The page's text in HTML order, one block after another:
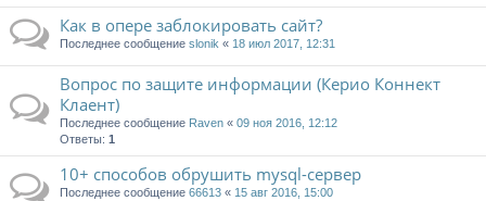
Как в опере заблокировать сайт?
Последнее сообщение slonik « 18 июл 2017, 12:31
Вопрос по защите информации (Керио Коннект
Клаент)
Последнее сообщение Raven « 09 ноя 2016, 12:12
Ответы: 1
10+ способов обрушить mysql-сервер
Последнее сообщение 66613 « 15 авг 2016, 15:00